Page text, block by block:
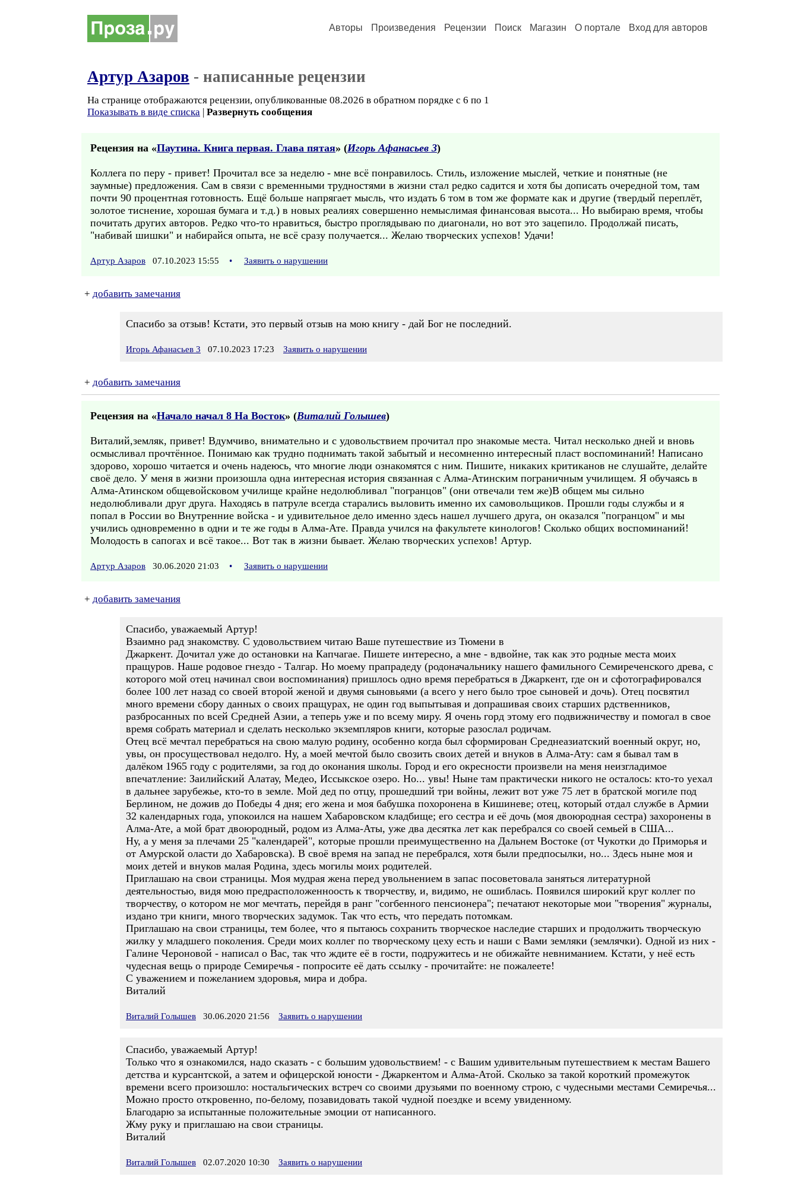
Авторы Произведения Рецензии Поиск Магазин О портале Вход для авторов
Артур Азаров - написанные рецензии
На странице отображаются рецензии, опубликованные 08.2026 в обратном порядке с 6 по 1
Показывать в виде списка | Развернуть сообщения
Рецензия на «Паутина. Книга первая. Глава пятая» (Игорь Афанасьев 3)
Коллега по перу - привет! Прочитал все за неделю - мне всё понравилось. Стиль, изложение мыслей, четкие и понятные (не
заумные) предложения. Сам в связи с временными трудностями в жизни стал редко садится и хотя бы дописать очередной том, там
почти 90 процентная готовность. Ещё больше напрягает мысль, что издать 6 том в том же формате как и другие (твердый переплёт,
золотое тиснение, хорошая бумага и т.д.) в новых реалиях совершенно немыслимая финансовая высота... Но выбираю время, чтобы
почитать других авторов. Редко что-то нравиться, быстро проглядываю по диагонали, но вот это зацепило. Продолжай писать,
"набивай шишки" и набирайся опыта, не всё сразу получается... Желаю творческих успехов! Удачи!
Артур Азаров 07.10.2023 15:55 • Заявить о нарушении
+ добавить замечания
Спасибо за отзыв! Кстати, это первый отзыв на мою книгу - дай Бог не последний.
Игорь Афанасьев 3 07.10.2023 17:23 Заявить о нарушении
+ добавить замечания
Рецензия на «Начало начал 8 На Восток» (Виталий Голышев)
Виталий,земляк, привет! Вдумчиво, внимательно и с удовольствием прочитал про знакомые места. Читал несколько дней и вновь
осмысливал прочтённое. Понимаю как трудно поднимать такой забытый и несомненно интересный пласт воспоминаний! Написано
здорово, хорошо читается и очень надеюсь, что многие люди ознакомятся с ним. Пишите, никаких критиканов не слушайте, делайте
своё дело. У меня в жизни произошла одна интересная история связанная с Алма-Атинским пограничным училищем. Я обучаясь в
Алма-Атинском общевойсковом училище крайне недолюбливал "погранцов" (они отвечали тем же)В общем мы сильно
недолюбливали друг друга. Находясь в патруле всегда старались выловить именно их самовольщиков. Прошли годы службы и я
попал в России во Внутренние войска - и удивительное дело именно здесь нашел лучшего друга, он оказался "погранцом" и мы
учились одновременно в одни и те же годы в Алма-Ате. Правда учился на факультете кинологов! Сколько общих воспоминаний!
Молодость в сапогах и всё такое... Вот так в жизни бывает. Желаю творческих успехов! Артур.
Артур Азаров 30.06.2020 21:03 • Заявить о нарушении
+ добавить замечания
Спасибо, уважаемый Артур!
Взаимно рад знакомству. С удовольствием читаю Ваше путешествие из Тюмени в
Джаркент. Дочитал уже до остановки на Капчагае. Пишете интересно, а мне - вдвойне, так как это родные места моих
пращуров. Наше родовое гнездо - Талгар. Но моему прапрадеду (родоначальнику нашего фамильного Семиреченского древа, с
которого мой отец начинал свои воспоминания) пришлось одно время перебраться в Джаркент, где он и сфотографировался
более 100 лет назад со своей второй женой и двумя сыновьями (а всего у него было трое сыновей и дочь). Отец посвятил
много времени сбору данных о своих пращурах, не один год выпытывая и допрашивая своих старших рдственников,
разбросанных по всей Средней Азии, а теперь уже и по всему миру. Я очень горд этому его подвижничеству и помогал в свое
время собрать материал и сделать несколько экземпляров книги, которые разослал родичам.
Отец всё мечтал перебраться на свою малую родину, особенно когда был сформирован Среднеазиатский военный округ, но,
увы, он просуществовал недолго. Ну, а моей мечтой было свозить своих детей и внуков в Алма-Ату: сам я бывал там в
далёком 1965 году с родителями, за год до оконания школы. Город и его окресности произвели на меня неизгладимое
впечатление: Заилийский Алатау, Медео, Иссыкское озеро. Но... увы! Ныне там практически никого не осталось: кто-то уехал
в дальнее зарубежье, кто-то в земле. Мой дед по отцу, прошедший три войны, лежит вот уже 75 лет в братской могиле под
Берлином, не дожив до Победы 4 дня; его жена и моя бабушка похоронена в Кишиневе; отец, который отдал службе в Армии
32 календарных года, упокоился на нашем Хабаровском кладбище; его сестра и её дочь (моя двоюродная сестра) захоронены в
Алма-Ате, а мой брат двоюродный, родом из Алма-Аты, уже два десятка лет как перебрался со своей семьей в США...
Ну, а у меня за плечами 25 "календарей", которые прошли преимущественно на Дальнем Востоке (от Чукотки до Приморья и
от Амурской оласти до Хабаровска). В своё время на запад не перебрался, хотя были предпосылки, но... Здесь ныне моя и
моих детей и внуков малая Родина, здесь могилы моих родителей.
Приглашаю на свои страницы. Моя мудрая жена перед увольнением в запас посоветовала заняться литературной
деятельностью, видя мою предрасположенноость к творчеству, и, видимо, не ошиблась. Появился широкий круг коллег по
творчеству, о котором не мог мечтать, перейдя в ранг "согбенного пенсионера"; печатают некоторые мои "творения" журналы,
издано три книги, много творческих задумок. Так что есть, что передать потомкам.
Приглашаю на свои страницы, тем более, что я пытаюсь сохранить творческое наследие старших и продолжить творческую
жилку у младшего поколения. Среди моих коллег по творческому цеху есть и наши с Вами земляки (землячки). Одной из них -
Галине Чероновой - написал о Вас, так что ждите её в гости, подружитесь и не обижайте невниманием. Кстати, у неё есть
чудесная вещь о природе Семиречья - попросите её дать ссылку - прочитайте: не пожалеете!
С уважением и пожеланием здоровья, мира и добра.
Виталий
Виталий Голышев 30.06.2020 21:56 Заявить о нарушении
Спасибо, уважаемый Артур!
Только что я ознакомился, надо сказать - с большим удовольствием! - с Вашим удивительным путешествием к местам Вашего
детства и курсантской, а затем и офицерской юности - Джаркентом и Алма-Атой. Сколько за такой короткий промежуток
времени всего произошло: ностальгических встреч со своими друзьями по военному строю, с чудесными местами Семиречья...
Можно просто откровенно, по-белому, позавидовать такой чудной поездке и всему увиденному.
Благодарю за испытанные положительные эмоции от написанного.
Жму руку и приглашаю на свои страницы.
Виталий
Виталий Голышев 02.07.2020 10:30 Заявить о нарушении